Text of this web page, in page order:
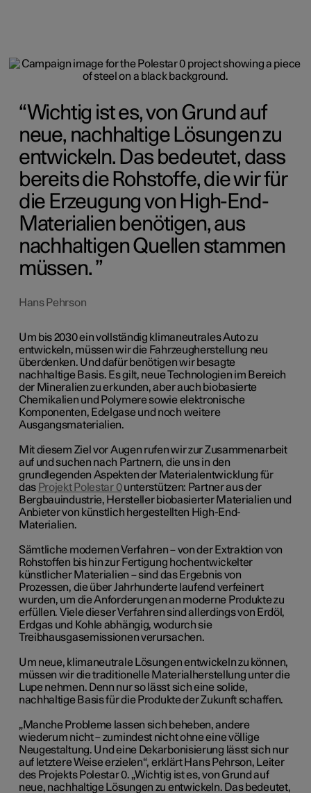
Wichtig ist es, von Grund auf
neue, nachhaltige Lösungen zu
entwickeln. Das bedeutet, dass
bereits die Rohstoffe, die wir für
die Erzeugung von High-End-
Materialien benötigen, aus
nachhaltigen Quellen stammen
müssen.
Hans Pehrson
Um bis 2030 ein vollständig klimaneutrales Auto zu
entwickeln, müssen wir die Fahrzeugherstellung neu
überdenken. Und dafür benötigen wir besagte
nachhaltige Basis. Es gilt, neue Technologien im Bereich
der Mineralien zu erkunden, aber auch biobasierte
Chemikalien und Polymere sowie elektronische
Komponenten, Edelgase und noch weitere
Ausgangsmaterialien.
Mit diesem Ziel vor Augen rufen wir zur Zusammenarbeit
auf und suchen nach Partnern, die uns in den
grundlegenden Aspekten der Materialentwicklung für
das Projekt Polestar 0unterstützen: Partner aus der
Bergbauindustrie, Hersteller biobasierter Materialien und
Anbieter von künstlich hergestellten High-End-
Materialien.
Sämtliche modernen Verfahren – von der Extraktion von
Rohstoffen bis hin zur Fertigung hochentwickelter
künstlicher Materialien – sind das Ergebnis von
Prozessen, die über Jahrhunderte laufend verfeinert
wurden, um die Anforderungen an moderne Produkte zu
erfüllen. Viele dieser Verfahren sind allerdings von Erdöl,
Erdgas und Kohle abhängig, wodurch sie
Treibhausgasemissionen verursachen.
Um neue, klimaneutrale Lösungen entwickeln zu können,
müssen wir die traditionelle Materialherstellung unter die
Lupe nehmen. Denn nur so lässt sich eine solide,
nachhaltige Basis für die Produkte der Zukunft schaffen.
„Manche Probleme lassen sich beheben, andere
wiederum nicht – zumindest nicht ohne eine völlige
Neugestaltung. Und eine Dekarbonisierung lässt sich nur
auf letztere Weise erzielen“, erklärt Hans Pehrson, Leiter
des Projekts Polestar 0. „Wichtig ist es, von Grund auf
neue, nachhaltige Lösungen zu entwickeln. Das bedeutet,